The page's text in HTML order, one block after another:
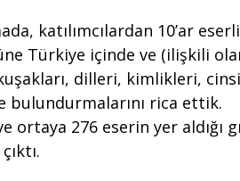
katılımcılardan 10’ar
Türkiye içinde ve (ilişkili
kuşakları, dilleri, kimlikleri,
bulundurmalarını rica ettik.
ortaya 276 eserin yer aldığı